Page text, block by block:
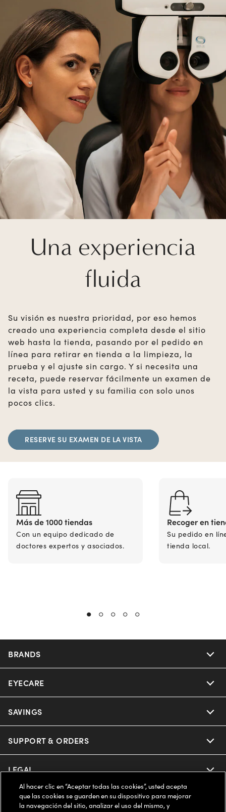
Una experiencia
fluida
Su visión es nuestra prioridad, por eso hemos
creado una experiencia completa desde el sitio
web hasta la tienda, pasando por el pedido en
línea para retirar en tienda a la limpieza, la
prueba y el ajuste sin cargo. Y si necesita una
receta, puede reservar fácilmente un examen de
la vista para usted y su familia con solo unos
pocos clics.
RESERVE SU EXAMEN DE LA VISTA
Más de 1000 tiendas
Con un equipo dedicado de
doctores expertos y asociados.
Recoger en
Su pedido en
tienda local.
BRANDS
Nuance Audio
Ray-Ban
Oakley
Oakley Meta
EYECARE
Our Eyeglasses
Our Sunglasses
Our Contact Lenses
Ray-Ban | Meta
SAVINGS
Offers & Discount
Insurance
FSA & HSA
SUPPORT & ORDERS
Help Center
Online Order Status
LEGAL
Privacy Policy
COMPANY INFO
Al hacer clic en “Aceptar todas las cookies”, usted acepta
que las cookies se guarden en su dispositivo para mejorar
la navegación del sitio, analizar el uso del mismo, y